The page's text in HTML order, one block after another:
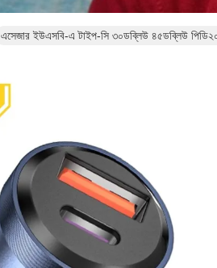
এসেজার ইউএসবি-এ টাইপ-সি ৩০ডব্লিউ ৪৫ডব্লিউ